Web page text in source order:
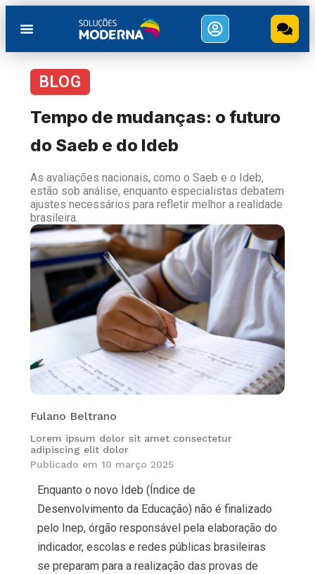
BLOG
Tempo de mudanças: o futuro
do Saeb e do Ideb
As avaliações nacionais, como o Saeb e o Ideb,
estão sob análise, enquanto especialistas debatem
ajustes necessários para refletir melhor a realidade
brasileira.
Fulano Beltrano
Lorem ipsum dolor sit amet consectetur
adipiscing elit dolor
Publicado em 10 março 2025
Enquanto o novo Ideb (Índice de
Desenvolvimento da Educação) não é finalizado
pelo Inep, órgão responsável pela elaboração do
indicador, escolas e redes públicas brasileiras
se preparam para a realização das provas de